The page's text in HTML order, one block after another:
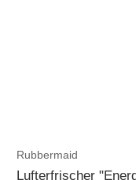
Rubbermaid
Lufterfrischer